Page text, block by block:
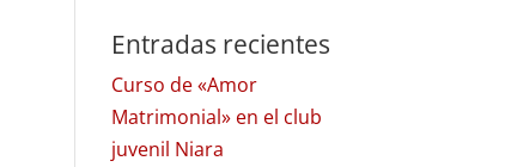
Entradas recientes
Curso de «Amor
Matrimonial» en el club
juvenil Niara